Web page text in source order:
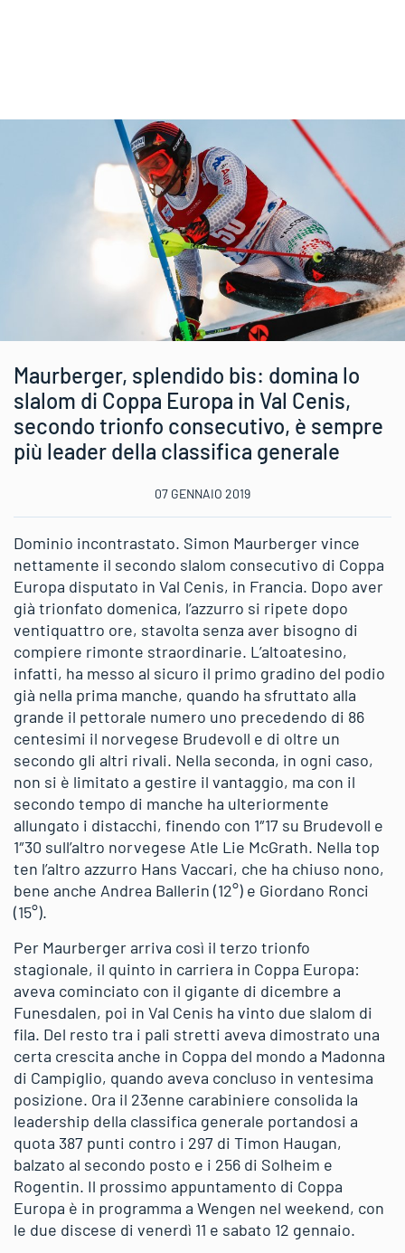
Maurberger, splendido bis: domina lo
slalom di Coppa Europa in Val Cenis,
secondo trionfo consecutivo, è sempre
più leader della classifica generale
07 GENNAIO 2019
Dominio incontrastato. Simon Maurberger vince
nettamente il secondo slalom consecutivo di Coppa
Europa disputato in Val Cenis, in Francia. Dopo aver
già trionfato domenica, l’azzurro si ripete dopo
ventiquattro ore, stavolta senza aver bisogno di
compiere rimonte straordinarie. L’altoatesino,
infatti, ha messo al sicuro il primo gradino del podio
già nella prima manche, quando ha sfruttato alla
grande il pettorale numero uno precedendo di 86
centesimi il norvegese Brudevoll e di oltre un
secondo gli altri rivali. Nella seconda, in ogni caso,
non si è limitato a gestire il vantaggio, ma con il
secondo tempo di manche ha ulteriormente
allungato i distacchi, finendo con 1″17 su Brudevoll e
1″30 sull’altro norvegese Atle Lie McGrath. Nella top
ten l’altro azzurro Hans Vaccari, che ha chiuso nono,
bene anche Andrea Ballerin (12°) e Giordano Ronci
(15°).
Per Maurberger arriva così il terzo trionfo
stagionale, il quinto in carriera in Coppa Europa:
aveva cominciato con il gigante di dicembre a
Funesdalen, poi in Val Cenis ha vinto due slalom di
fila. Del resto tra i pali stretti aveva dimostrato una
certa crescita anche in Coppa del mondo a Madonna
di Campiglio, quando aveva concluso in ventesima
posizione. Ora il 23enne carabiniere consolida la
leadership della classifica generale portandosi a
quota 387 punti contro i 297 di Timon Haugan,
balzato al secondo posto e i 256 di Solheim e
Rogentin. Il prossimo appuntamento di Coppa
Europa è in programma a Wengen nel weekend, con
le due discese di venerdì 11 e sabato 12 gennaio.